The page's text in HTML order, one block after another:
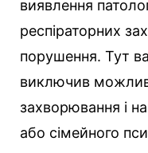
виявлення
респіраторних
порушення. Тут
виключив
захворювання і
або сімейного